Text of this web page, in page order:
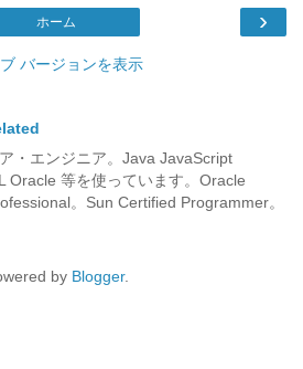
›
ホーム
バージョンを表示
・エンジニア。Java JavaScript
Oracle 等を使っています。Oracle
。Sun Certified Programmer。
by Blogger.